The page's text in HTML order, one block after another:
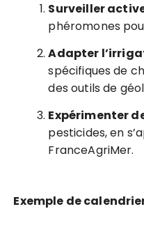
Surveiller
phéromones
Adapter
spécifiques de
des outils de
Expérimenter
pesticides, en
FranceAgriMer.
Exemple de